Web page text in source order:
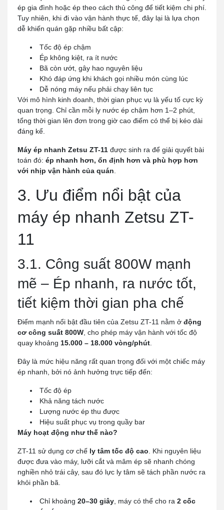
ép gia đình hoặc ép theo cách thủ công để tiết kiệm chi phí.
Tuy nhiên, khi đi vào vận hành thực tế, đây lại là lựa chọn
dễ khiến quán gặp nhiều bất cập:
Tốc độ ép chậm
Ép không kiệt, ra ít nước
Bã còn ướt, gây hao nguyên liệu
Khó đáp ứng khi khách gọi nhiều món cùng lúc
Dễ nóng máy nếu phải chạy liên tục
Với mô hình kinh doanh, thời gian phục vụ là yếu tố cực kỳ
quan trọng. Chỉ cần mỗi ly nước ép chậm hơn 1–2 phút,
tổng thời gian lên đơn trong giờ cao điểm có thể bị kéo dài
đáng kể.
Máy ép nhanh Zetsu ZT-11 được sinh ra để giải quyết bài
toán đó: ép nhanh hơn, ổn định hơn và phù hợp hơn
với nhịp vận hành của quán
3. Ưu điểm nổi bật của
máy ép nhanh Zetsu ZT-
11
3.1. Công suất 800W mạnh
mẽ – Ép nhanh, ra nước tốt,
tiết kiệm thời gian pha chế
Điểm mạnh nổi bật đầu tiên của Zetsu ZT-11 nằm ở động
cơ công suất 800W , cho phép máy vận hành với tốc độ
quay khoảng 15.000 – 18.000 vòng/phút
Đây là mức hiệu năng rất quan trọng đối với một chiếc máy
ép nhanh, bởi nó ảnh hưởng trực tiếp đến:
Tốc độ ép
Khả năng tách nước
Lượng nước ép thu được
Hiệu suất phục vụ trong quầy bar
Máy hoạt động như thế nào?
ZT-11 sử dụng cơ chế ly tâm tốc độ cao . Khi nguyên liệu
được đưa vào máy, lưỡi cắt và mâm ép sẽ nhanh chóng
nghiền nhỏ trái cây, sau đó lực ly tâm sẽ tách phần nước ra
khỏi phần bã.
Chỉ khoảng 20–30 giây , máy có thể cho ra 2 cốc